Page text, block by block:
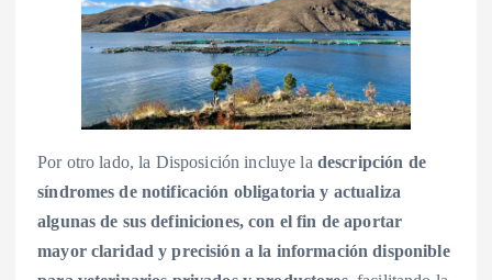
Por otro lado, la Disposición incluye la descripción de
síndromes de notificación obligatoria y actualiza
algunas de sus definiciones, con el fin de aportar
mayor claridad y precisión a la información disponible